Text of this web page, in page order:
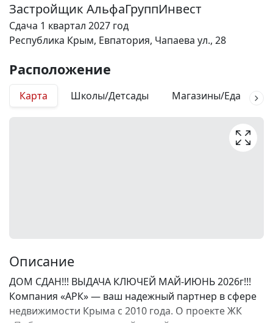
Застройщик АльфаГруппИнвест
Сдача 1 квартал 2027 год
Республика Крым, Евпатория, Чапаева ул., 28
Расположение
Карта Школы/Детсады Магазины/Еда
Описание
ДОМ СДАН!!! ВЫДАЧА КЛЮЧЕЙ МАЙ-ИЮНЬ 2026г!!!
Компания «АРК» — ваш надежный партнер в сфере
недвижимости Крыма с 2010 года. О проекте ЖК